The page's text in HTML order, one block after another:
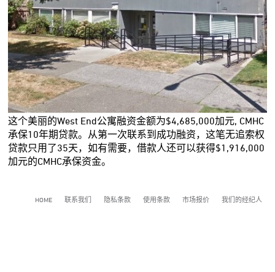
这个美丽的West End公寓融资金额为$4,685,000加元, CMHC
承保10年期贷款。从第一次联系到成功融资，这笔无追索权
贷款只用了35天，如有需要，借款人还可以获得$1,916,000
加元的CMHC承保资金。
HOME 联系我们 隐私条款 使用条款 市场报价 我们的经纪人